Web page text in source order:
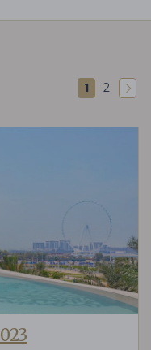
1 2